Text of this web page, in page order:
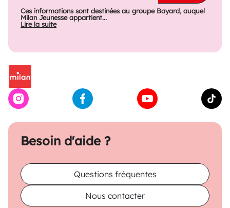
Besoin d'aide ?
Questions fréquentes
Nous contacter
Ces informations sont destinées au groupe Bayard, auquel
Milan Jeunesse appartient...
Lire la suite